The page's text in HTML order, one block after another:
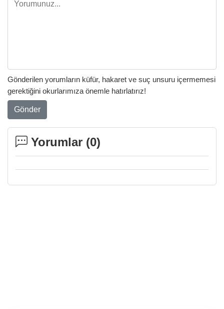
Gönderilen yorumların küfür, hakaret ve suç unsuru içermemesi
gerektiğini okurlarımıza önemle hatırlatırız!
Gönder
Yorumlar (0)